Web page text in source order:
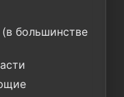
большинстве